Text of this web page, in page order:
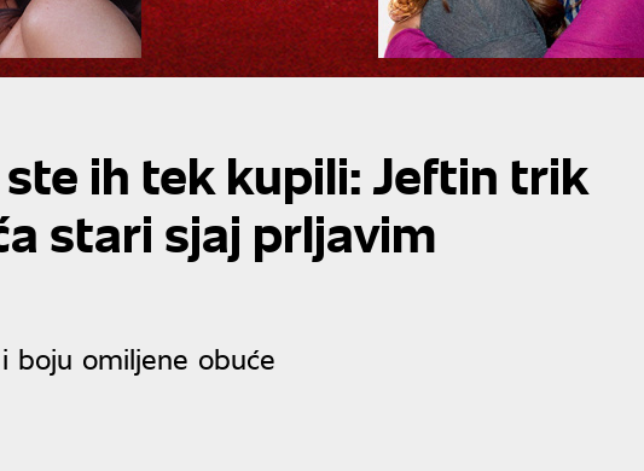
ih tek kupili: Jeftin trik
stari sjaj prljavim
boju omiljene obuće